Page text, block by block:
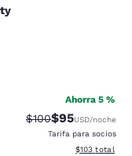
Feria. 257 reseñas
Ahorra 5 %
Precio tachado:
$100Precio con
$95USD/noche
Tarifa para socios
Ver detalles
$103 total